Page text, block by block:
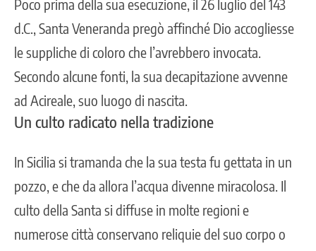
Poco prima della sua esecuzione, il 26 luglio del 143
d.C., Santa Veneranda pregò affinché Dio accogliesse
le suppliche di coloro che l’avrebbero invocata.
Secondo alcune fonti, la sua decapitazione avvenne
ad Acireale, suo luogo di nascita.
Un culto radicato nella tradizione
In Sicilia si tramanda che la sua testa fu gettata in un
pozzo, e che da allora l’acqua divenne miracolosa. Il
culto della Santa si diffuse in molte regioni e
numerose città conservano reliquie del suo corpo o